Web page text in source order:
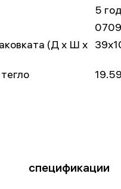
5
(Д x Ш x
спецификации